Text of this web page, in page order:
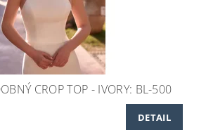
CROP TOP - IVORY: BL-500
DETAIL